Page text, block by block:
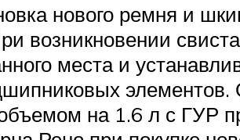
нового ремня и
возникновении
места и
на 1.6 л с ГУР